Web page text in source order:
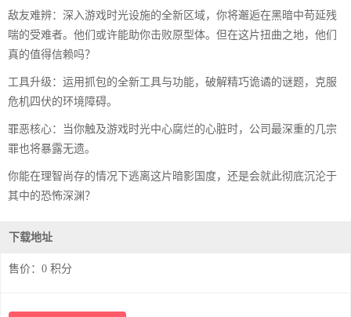
敌友难辨：深入游戏时光设施的全新区域，你将邂逅在黑暗中苟延残
喘的受难者。他们或许能助你击败原型体。但在这片扭曲之地，他们
真的值得信赖吗？
工具升级：运用抓包的全新工具与功能，破解精巧诡谲的谜题，克服
危机四伏的环境障碍。
罪恶核心：当你触及游戏时光中心腐烂的心脏时，公司最深重的几宗
罪也将暴露无遗。
你能在理智尚存的情况下逃离这片暗影国度，还是会就此彻底沉沦于
其中的恐怖深渊？
下载地址
售价： 0 积分